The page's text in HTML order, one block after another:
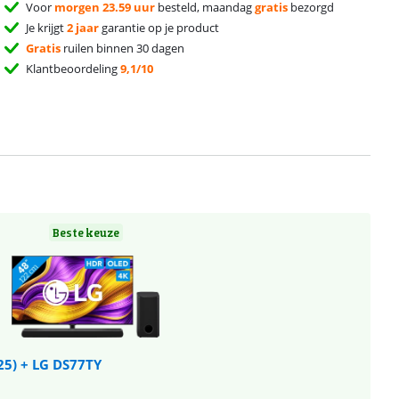
Voor morgen 23.59 uur besteld, maandaggratis bezorgd
Je krijgt2 jaargarantie op je product
Gratis ruilen binnen 30 dagen
Klantbeoordeling9,1/10
Beste keuze
+ LG DS77TY